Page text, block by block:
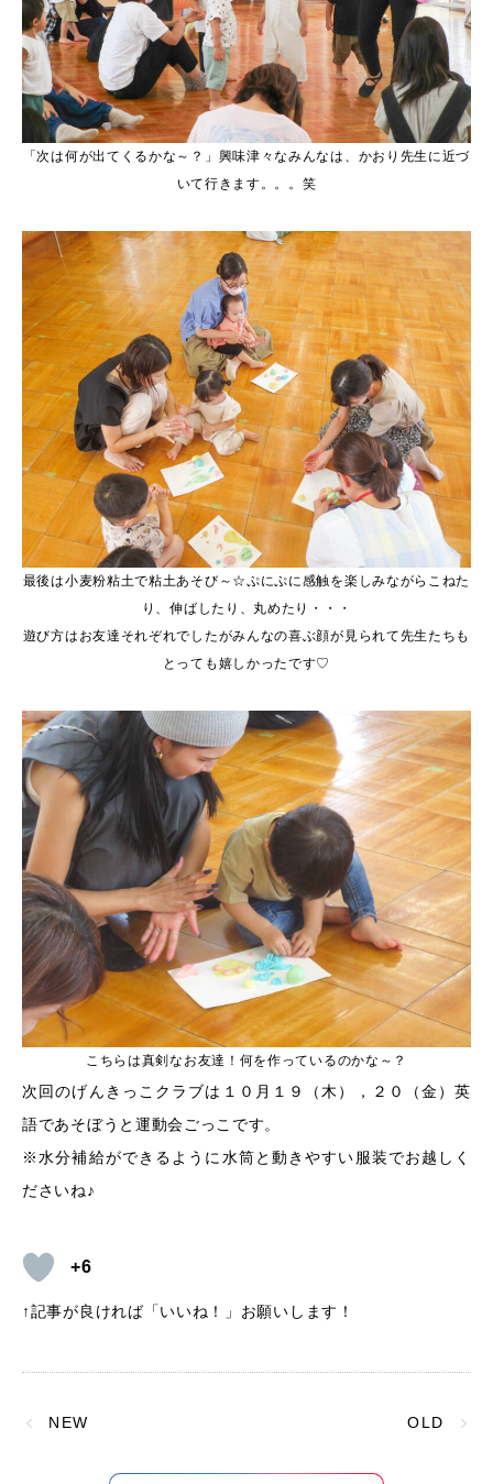
「次は何が出てくるかな～？」興味津々なみんなは、かおり先生に近づ
いて行きます。。。笑
最後は小麦粉粘土で粘土あそび～☆ぷにぷに感触を楽しみながらこねた
り、伸ばしたり、丸めたり・・・
遊び方はお友達それぞれでしたがみんなの喜ぶ顔が見られて先生たちも
とっても嬉しかったです♡
こちらは真剣なお友達！何を作っているのかな～？
次回のげんきっこクラブは１０月１９（木），２０（金）英
語であそぼうと運動会ごっこです。
※水分補給ができるように水筒と動きやすい服装でお越しく
ださいね♪
+6
↑記事が良ければ「いいね！」お願いします！
NEW OLD